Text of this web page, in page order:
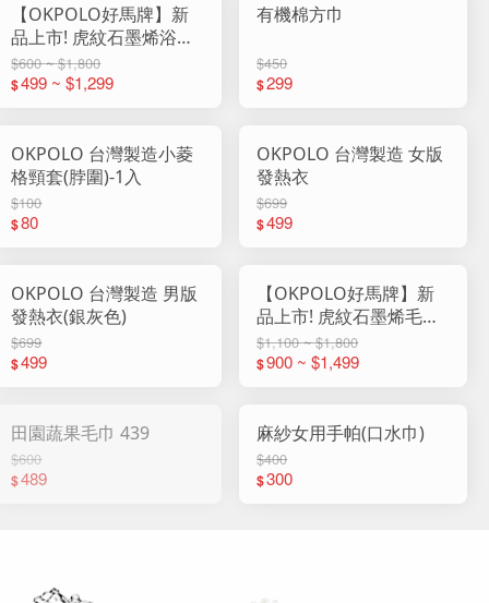
【OKPOLO好馬牌】新
品上市! 虎紋石墨烯浴巾
(1入組)
$600 ~ $1,800
$499 ~ $1,299
有機棉方巾
$450
$299
OKPOLO 台灣製造小菱
格頸套(脖圍)-1入
$100
$80
OKPOLO 台灣製造 女版
發熱衣
$699
$499
OKPOLO 台灣製造 男版
發熱衣(銀灰色)
$699
$499
【OKPOLO好馬牌】新
品上市! 虎紋石墨烯毛巾
(12入組)
$1,100 ~ $1,800
$900 ~ $1,499
田園蔬果毛巾 439
$600
$489
麻紗女用手帕(口水巾)
$400
$300